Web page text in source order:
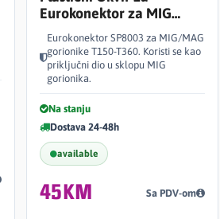
Eurokonektor za MIG
Gorionik T150-T360
SP8003
Eurokonektor SP8003 za MIG/MAG
gorionike T150-T360. Koristi se kao
priključni dio u sklopu MIG
gorionika.
Na stanju
Dostava 24-48h
available
45KM Sa PDV-om